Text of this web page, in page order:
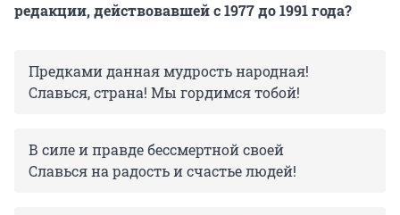
редакции, действовавшей с 1977 до 1991 года?
Предками данная мудрость народная!
Славься, страна! Мы гордимся тобой!
В силе и правде бессмертной своей
Славься на радость и счастье людей!